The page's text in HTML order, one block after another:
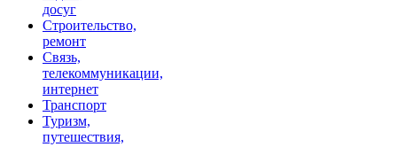
досуг
Строительство,
ремонт
Связь,
телекоммуникации,
интернет
Транспорт
Туризм,
путешествия,